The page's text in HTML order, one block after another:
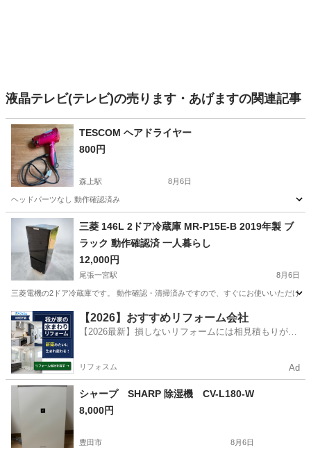
液晶テレビ(テレビ)の売ります・あげますの関連記事
TESCOM ヘアドライヤー
800円
森上駅 8月6日
ヘッドパーツなし 動作確認済み
愛知 稲沢市 森上駅 美容家電 ヘアドライヤー
三菱 146L 2ドア冷蔵庫 MR-P15E-B 2019年製 ブ
ラック 動作確認済 一人暮らし
12,000円
尾張一宮駅 8月6日
三菱電機の2ドア冷蔵庫です。 動作確認・清掃済みですので、すぐにお使いいただけ
愛知 一宮市 尾張一宮駅 キッチン家電
【2026】おすすめリフォーム会社
【2026最新】損しないリフォームには相見積もりが不
リフォスム Ad
シャープ SHARP 除湿機 CV-L180-W
8,000円
豊田市 8月6日